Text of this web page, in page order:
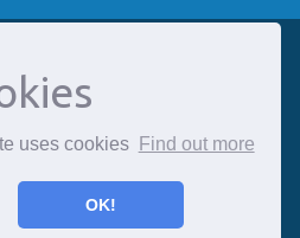
uses cookies Find out more
OK!
BY